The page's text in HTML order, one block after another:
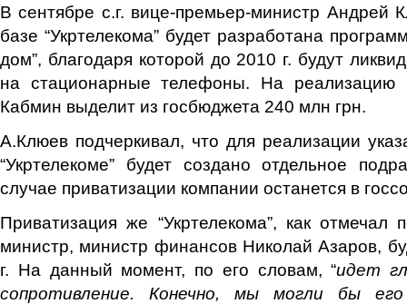
В сентябре с.г. вице-премьер-министр Андрей
базе “Укртелекома” будет разработана
дом”, благодаря которой до 2010 г. будут
на стационарные телефоны. На реализацию
Кабмин выделит из госбюджета 240 млн грн.
А.Клюев подчеркивал, что для реализации
“Укртелекоме” будет создано отдельное
случае приватизации компании останется в
Приватизация же “Укртелекома”, как отмечал
министр, министр финансов Николай Азаров,
г. На данный момент, по его словам, “идет
сопротивление. Конечно, мы могли бы